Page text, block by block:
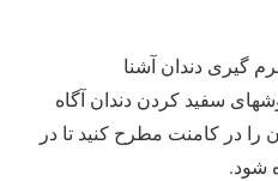
گیری دندان آشنا
سفید کردن دندان آگاه
را در کامنت مطرح کنید تا در
شود.